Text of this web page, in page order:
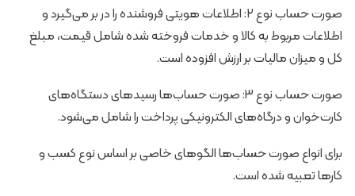
صورت حساب نوع ۲: اطلاعات هویتی فروشنده را در بر می‌گیرد و
اطلاعات مربوط به کالا و خدمات فروخته شده شامل قیمت، مبلغ
کل و میزان مالیات بر ارزش افزوده است.
صورت حساب نوع ۳: صورت حساب‌ها رسیدهای دستگاه‌های
کارت‌خوان و درگاه‌های الکترونیکی پرداخت را شامل می‌شود.
برای انواع صورت حساب‌ها الگوهای خاصی بر اساس نوع کسب و
کارها تعبیه شده است.